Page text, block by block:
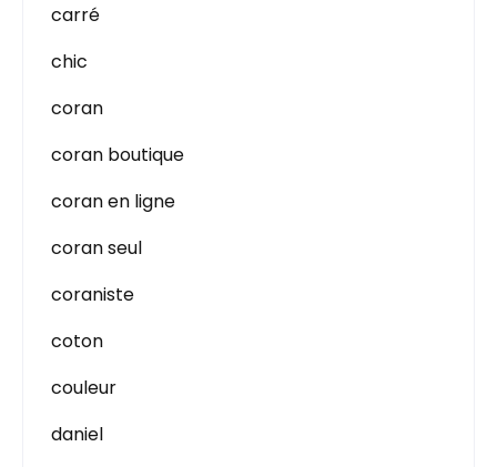
carré
chic
coran
coran boutique
coran en ligne
coran seul
coraniste
coton
couleur
daniel